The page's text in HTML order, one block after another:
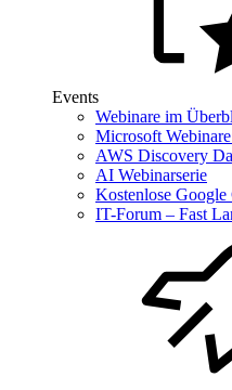
Events
Webinare im
Microsoft
AWS Discovery
AI Webinarserie
Kostenlose
IT-Forum – Fast